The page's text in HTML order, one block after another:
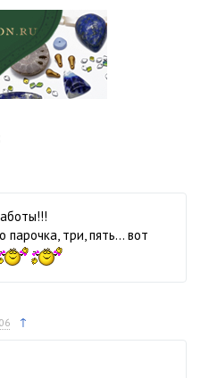
парочка, три, пять… вот
↑